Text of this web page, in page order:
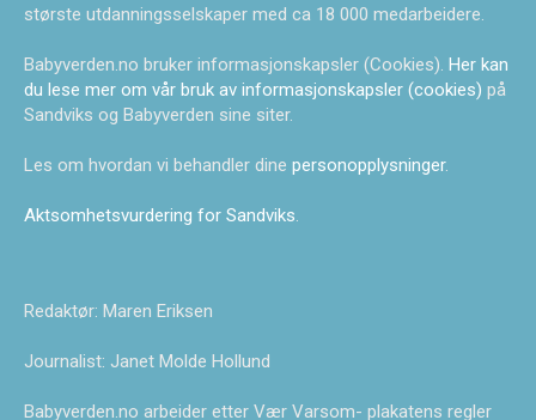
største utdanningsselskaper med ca 18 000 medarbeidere.
Babyverden.no bruker informasjonskapsler (Cookies). Her kan
du lese mer om vår bruk av informasjonskapsler (cookies) på
Sandviks og Babyverden sine siter.
Les om hvordan vi behandler dine personopplysninger.
Aktsomhetsvurdering for Sandviks.
Redaktør: Maren Eriksen
Journalist: Janet Molde Hollund
Babyverden.no arbeider etter Vær Varsom- plakatens regler